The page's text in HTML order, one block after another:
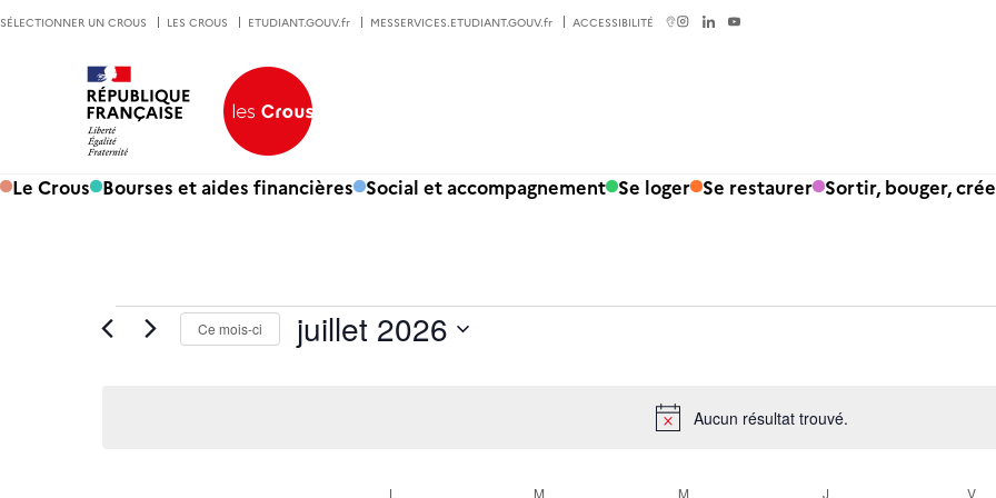
SÉLECTIONNER UN CROUS LES CROUS ETUDIANT.GOUV.fr MESSERVICES.ETUDIANT.GOUV.fr ACCESSIBILITÉ
Le Crous Bourses et aides financières Social et accompagnement Se loger Se restaurer Sortir, bouger,
Notice
Aucun résultat trouvé.
Ce mois-ci juillet 2026
Calendrier de Évènements
L
M
M
J
V